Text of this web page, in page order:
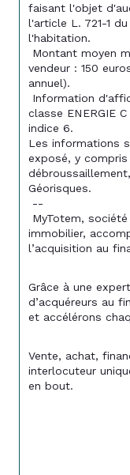
faisant l'objet
l'article L. 721-1
l'habitation.
vendeur : 150
annuel).
classe ENERGIE
indice 6.
Les informations
exposé, y
Géorisques.
--
immobilier,
l’acquisition au
Grâce à une
d’acquéreurs au
et accélérons
Vente, achat,
interlocuteur
en bout.